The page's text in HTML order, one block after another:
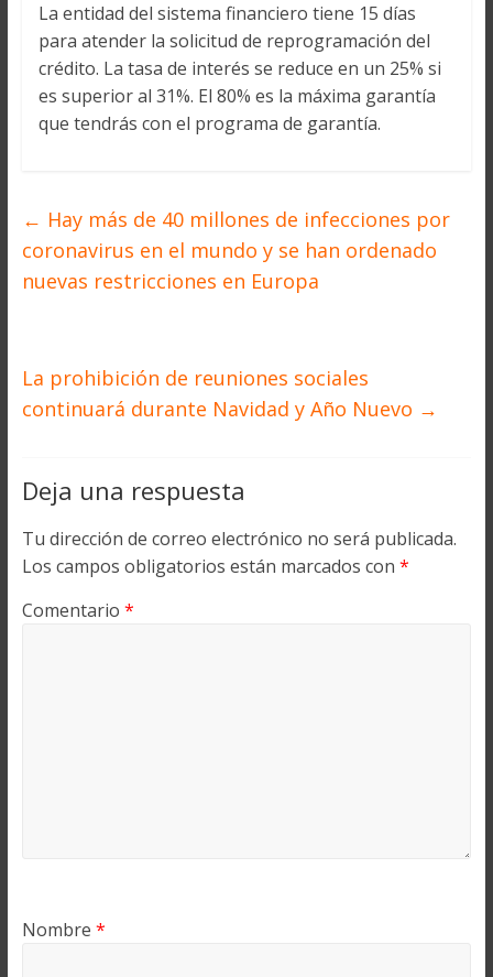
La entidad del sistema financiero tiene 15 días
para atender la solicitud de reprogramación del
crédito. La tasa de interés se reduce en un 25% si
es superior al 31%. El 80% es la máxima garantía
que tendrás con el programa de garantía.
← Hay más de 40 millones de infecciones por
coronavirus en el mundo y se han ordenado
nuevas restricciones en Europa
La prohibición de reuniones sociales
continuará durante Navidad y Año Nuevo →
Deja una respuesta
Tu dirección de correo electrónico no será publicada.
Los campos obligatorios están marcados con *
Comentario *
Nombre *